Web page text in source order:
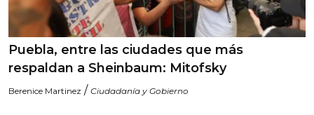
Puebla, entre las ciudades que más
respaldan a Sheinbaum: Mitofsky
Berenice Martinez / Ciudadanía y Gobierno